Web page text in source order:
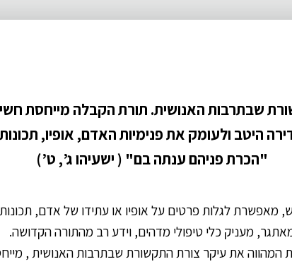
שבתרבות האנושית. תורת הקבלה מייחסת
היטב ולעומק את פנימיות האדם, אופיו,
"הכרת פניהם ענתה בם" ( ישעיהו ג’, ט’)
מאפשרת לגלות פרטים על אופיו או עתידו של אדם,
מעניק כלי טיפולי מדהים, וידע רב מהתורה הקדושה.
המהווה את עיקר צורת התקשורת שבתרבות האנושית ,